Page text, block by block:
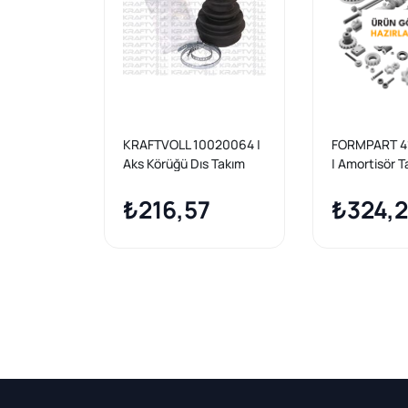
KRAFTVOLL 10020064 |
Aks Körüğü Dıs Takım
₺216,57
FORMPART
| Amortisör
II Renault
Kadjar